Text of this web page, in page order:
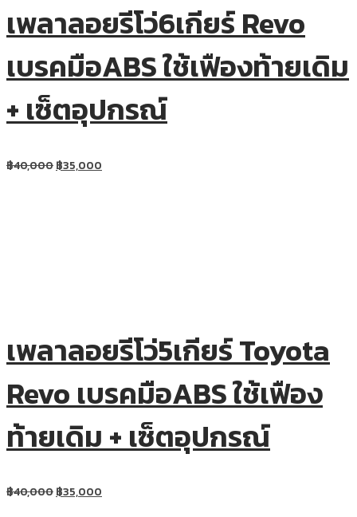
เพลาลอยรีโว่6เกียร์ Revo
เบรคมือABS ใช้เฟืองท้ายเดิม
+ เซ็ตอุปกรณ์
฿40,000฿35,000
เพลาลอยรีโว่5เกียร์ Toyota
Revo เบรคมือABS ใช้เฟือง
ท้ายเดิม + เซ็ตอุปกรณ์
฿40,000฿35,000